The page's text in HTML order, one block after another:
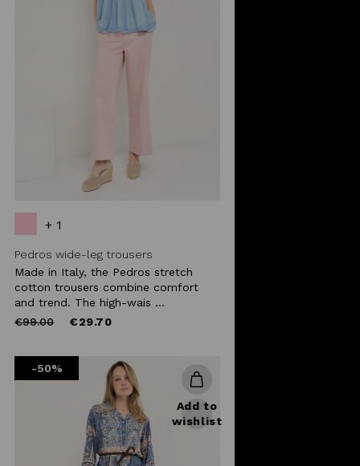
+ 1
Pedros wide-leg trousers
Made in Italy, the Pedros stretch
cotton trousers combine comfort
and trend. The high-wais ...
Price
€99.00to €29.70
-50%
Add to
wishlist